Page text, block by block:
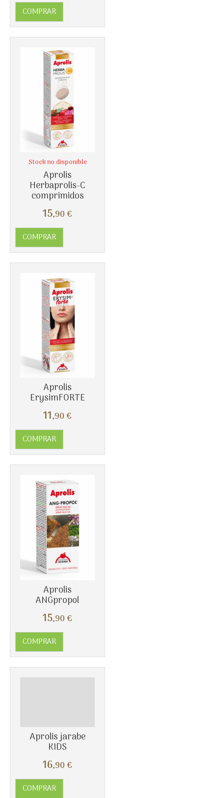
COMPRAR
Aprolis
Herbaprolis-C
comprimidos
15,90 €
Stock no disponible
COMPRAR
Aprolis
ErysimFORTE
11,90 €
COMPRAR
Más info
Aprolis
ANGpropol
15,90 €
COMPRAR
Más info
Aprolis jarabe
KIDS
16,90 €
COMPRAR
Más info
Más info